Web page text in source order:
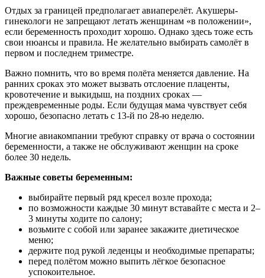
Отдых за границей предполагает авиаперелёт. Акушеры-
гинекологи не запрещают летать женщинам «в положении»,
если беременность проходит хорошо. Однако здесь тоже есть
свои нюансы и правила. Не желательно выбирать самолёт в
первом и последнем триместре.
Важно помнить, что во время полёта меняется давление. На
ранних сроках это может вызвать отслоение плаценты,
кровотечение и выкидыш, на поздних сроках —
преждевременные роды. Если будущая мама чувствует себя
хорошо, безопасно летать с 13-й по 28-ю неделю.
Многие авиакомпании требуют справку от врача о состоянии
беременности, а также не обслуживают женщин на сроке
более 30 недель.
Важные советы беременным:
выбирайте первый ряд кресел возле прохода;
по возможности каждые 30 минут вставайте с места и 2–
3 минуты ходите по салону;
возьмите с собой или заранее закажите диетическое
меню;
держите под рукой леденцы и необходимые препараты;
перед полётом можно выпить лёгкое безопасное
успокоительное.